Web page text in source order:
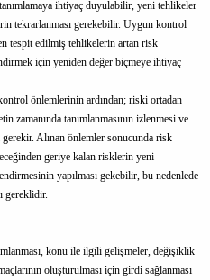
ihtiyaç duyulabilir, yeni tehlikeler
tekrarlanması gerekebilir. Uygun kontrol
tespit edilmiş tehlikelerin artan risk
için yeniden değer biçmeye ihtiyaç
önlemlerinin ardından; riski ortadan
zamanında tanımlanmasının izlenmesi ve
Alınan önlemler sonucunda risk
geriye kalan risklerin yeni
yapılması gekebilir, bu nedenlede
gereklidir.
konu ile ilgili gelişmeler, değişiklik
oluşturulması için girdi sağlanması